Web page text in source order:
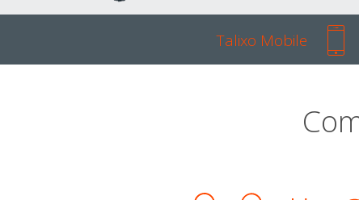
Talixo Mobile